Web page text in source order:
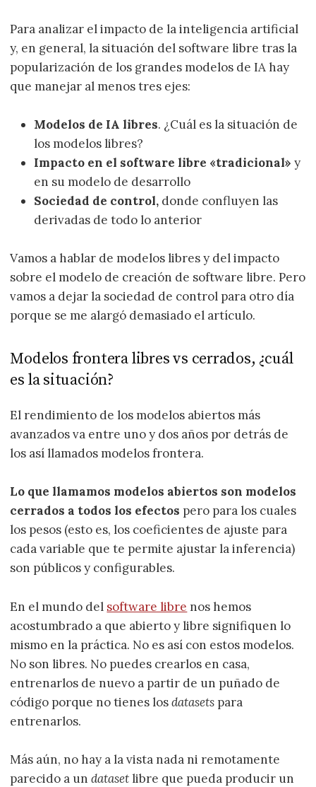
Para analizar el impacto de la inteligencia artificial
y, en general, la situación del software libre tras la
popularización de los grandes modelos de IA hay
que manejar al menos tres ejes:
Modelos de IA libres. ¿Cuál es la situación de
los modelos libres?
Impacto en el software libre «tradicional» y
en su modelo de desarrollo
Sociedad de control, donde confluyen las
derivadas de todo lo anterior
Vamos a hablar de modelos libres y del impacto
sobre el modelo de creación de software libre. Pero
vamos a dejar la sociedad de control para otro día
porque se me alargó demasiado el artículo.
Modelos frontera libres vs cerrados, ¿cuál
es la situación?
El rendimiento de los modelos abiertos más
avanzados va entre uno y dos años por detrás de
los así llamados modelos frontera.
Lo que llamamos modelos abiertos son modelos
cerrados a todos los efectos pero para los cuales
los pesos (esto es, los coeficientes de ajuste para
cada variable que te permite ajustar la inferencia)
son públicos y configurables.
En el mundo del software libre nos hemos
acostumbrado a que abierto y libre signifiquen lo
mismo en la práctica. No es así con estos modelos.
No son libres. No puedes crearlos en casa,
entrenarlos de nuevo a partir de un puñado de
código porque no tienes losdatasets para
entrenarlos.
Más aún, no hay a la vista nada ni remotamente
parecido a undatasetlibre que pueda producir un